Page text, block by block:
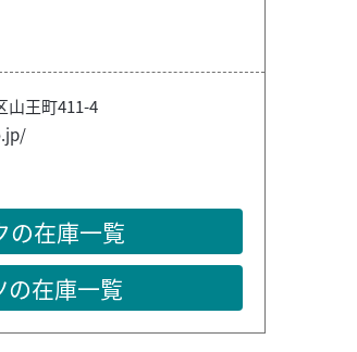
山王町411-4
の在庫一覧
の在庫一覧